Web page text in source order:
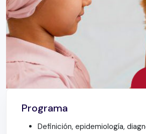
Programa
Definición, epidemiología,